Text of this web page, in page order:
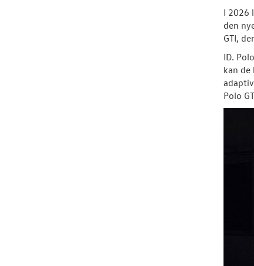
I 2026
den
GTI,
ID.
kan
Polo